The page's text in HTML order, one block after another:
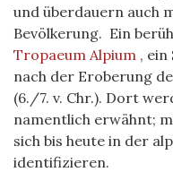
und überdauern auch
Bevölkerung. Ein
Tropaeum Alpium , ein
nach der Eroberung
(6./7. v. Chr.). Dort
namentlich erwähnt;
sich bis heute in der
identifizieren.